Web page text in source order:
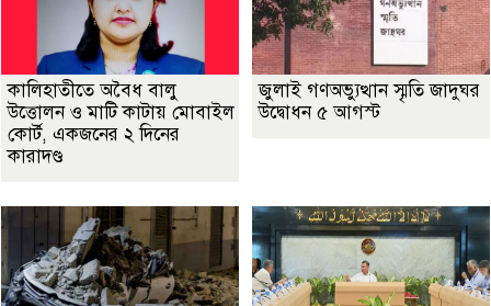
কালিহাতীতে অবৈধ বালু
উত্তোলন ও মাটি কাটায় মোবাইল
কোর্ট, একজনের ২ দিনের
কারাদণ্ড
জুলাই গণঅভ্যুত্থান স্মৃতি জাদুঘর
উদ্বোধন ৫ আগস্ট